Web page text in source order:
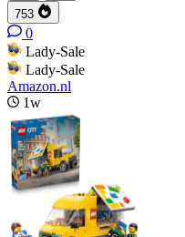
753
0
Lady-Sale
Lady-Sale
Amazon.nl
1w